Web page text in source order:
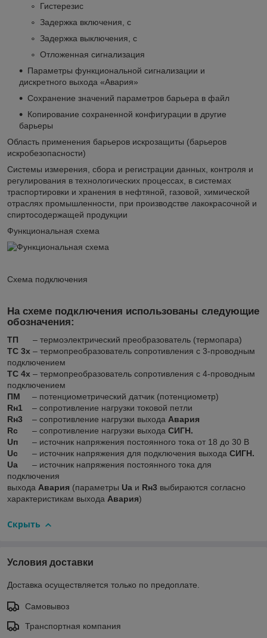
Гистерезис
Задержка включения, с
Задержка выключения, с
Отложенная сигнализация
Параметры функциональной сигнализации и
дискретного выхода «Авария»
Сохранение значений параметров барьера в файл
Копирование сохраненной конфигурации в другие
барьеры
Область применения барьеров искрозащиты (барьеров
искробезопасности)
Cистемы измерения, сбора и регистрации данных, контроля и
регулирования в технологических процессах, в системах
траспортировки и хранения в нефтяной, газовой, химической
отраслях промышленности, при производстве лакокрасочной и
спиртосодержащей продукции
Функциональная схема
Схема подключения
На схеме подключения использованы следующие
обозначения:
ТП – термоэлектрический преобразователь (термопара)
ТС 3х – термопреобразователь сопротивления с 3-проводным
подключением
ТС 4х – термопреобразователь сопротивления с 4-проводным
подключением
ПМ – потенциометрический датчик (потенциометр)
Rн1 – сопротивление нагрузки токовой петли
Rн3 – сопротивление нагрузки выхода Авария
Rс – сопротивление нагрузки выхода СИГН.
Uп – источник напряжения постоянного тока от 18 до 30 В
Uс – источник напряжения для подключения выхода СИГН.
Uа – источник напряжения постоянного тока для
подключения
выхода Авария (параметры Uа и Rн3 выбираются согласно
характеристикам выхода Авария)
Скрыть
Условия доставки
Доставка осуществляется только по предоплате.
Самовывоз
Транспортная компания